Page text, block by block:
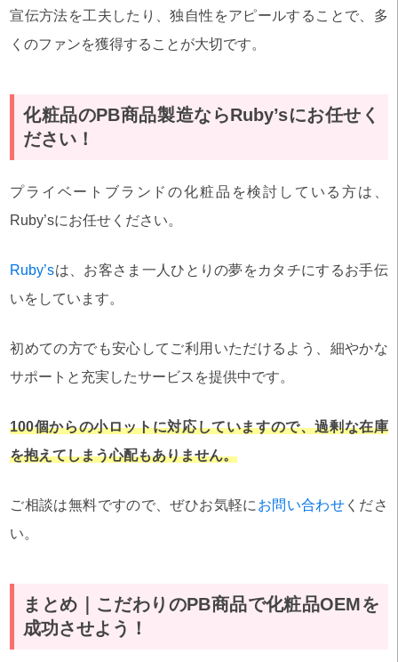
宣伝方法を工夫したり、独自性をアピールすることで、多
くのファンを獲得することが大切です。
化粧品のPB商品製造ならRuby’sにお任せく
ださい！
プライベートブランドの化粧品を検討している方は、
Ruby’sにお任せください。
Ruby’sは、お客さま一人ひとりの夢をカタチにするお手伝
いをしています。
初めての方でも安心してご利用いただけるよう、細やかな
サポートと充実したサービスを提供中です。
100個からの小ロットに対応していますので、過剰な在庫
を抱えてしまう心配もありません。
ご相談は無料ですので、ぜひお気軽に お問い合わせ くださ
い。
まとめ｜こだわりのPB商品で化粧品OEMを
成功させよう！